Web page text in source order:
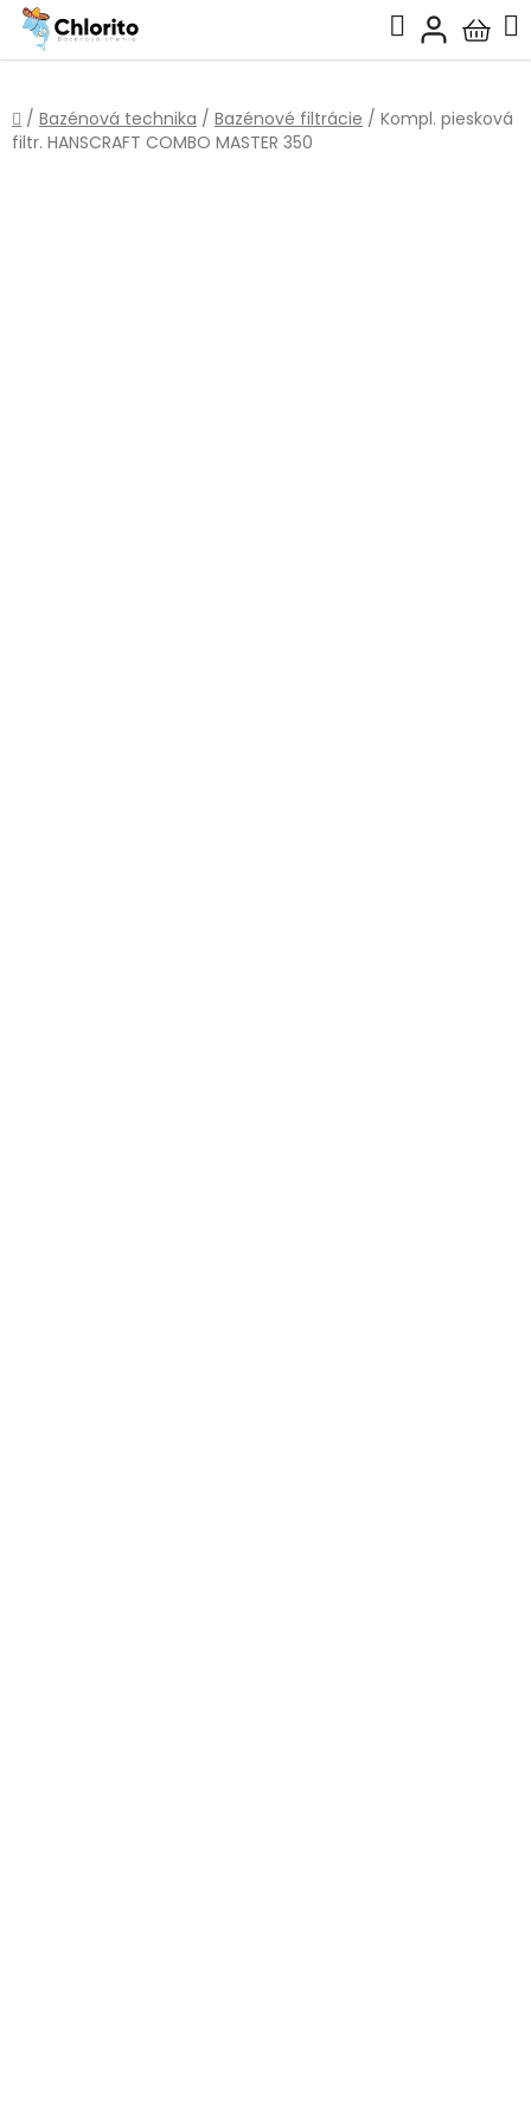
Prejsť
obsah
Hľadať
košík
Domov
/ Bazénová technika / Bazénové filtrácie / Kompl. piesková
filtr. HANSCRAFT COMBO MASTER 350